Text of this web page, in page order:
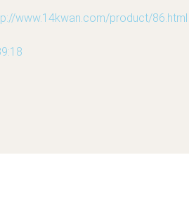
www.14kwan.com/product/86.html